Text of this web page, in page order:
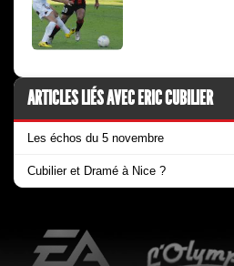
ARTICLES LIÉS AVEC ERIC CUBILIER
Les échos du 5 novembre
Cubilier et Dramé à Nice ?
EA Sports